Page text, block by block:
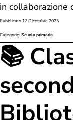
in collaborazione
Pubblicato 17 Dicembre 2025
Categorie:Scuola primaria
📚